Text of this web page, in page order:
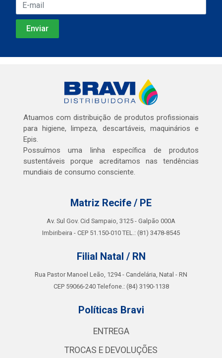
Atuamos com distribuição de produtos profissionais
para higiene, limpeza, descartáveis, maquinários e
Epis.
Possuímos uma linha específica de produtos
sustentáveis porque acreditamos nas tendências
mundiais de consumo consciente.
Matriz Recife / PE
Av. Sul Gov. Cid Sampaio, 3125 - Galpão 000A
Imbiribeira - CEP 51.150-010 TEL.: (81) 3478-8545
Filial Natal / RN
Rua Pastor Manoel Leão, 1294 - Candelária, Natal - RN
CEP 59066-240 Telefone.: (84) 3190-1138
Políticas Bravi
ENTREGA
TROCAS E DEVOLUÇÕES